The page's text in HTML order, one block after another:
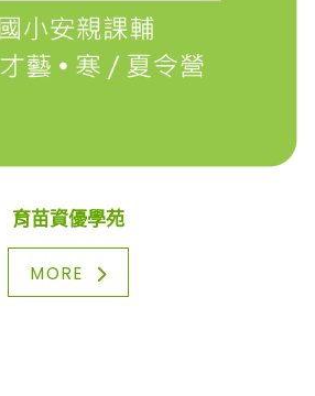
育苗資優學苑
MORE